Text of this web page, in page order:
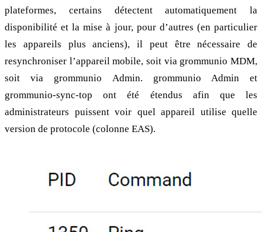
plateformes, certains détectent automatiquement la
disponibilité et la mise à jour, pour d’autres (en particulier
les appareils plus anciens), il peut être nécessaire de
resynchroniser l’appareil mobile, soit via grommunio MDM,
soit via grommunio Admin. grommunio Admin et
grommunio-sync-top ont été étendus afin que les
administrateurs puissent voir quel appareil utilise quelle
version de protocole (colonne EAS).